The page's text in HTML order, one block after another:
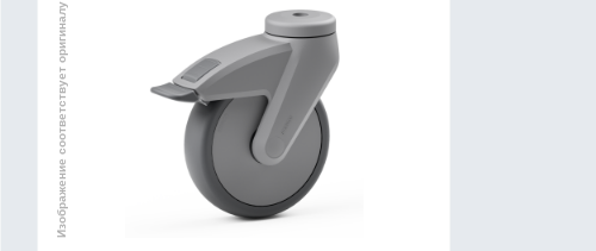
Изображение соответствует оригиналу